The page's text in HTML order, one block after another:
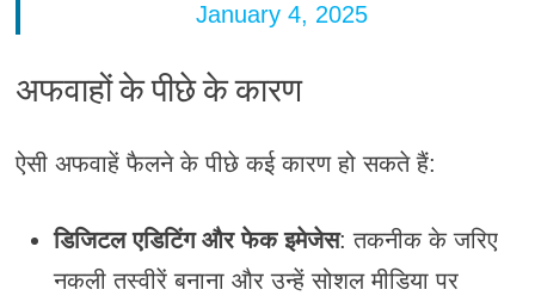
January 4, 2025
अफवाहों के पीछे के कारण
ऐसी अफवाहें फैलने के पीछे कई कारण हो सकते हैं:
डिजिटल एडिटिंग और फेक इमेजेस: तकनीक के जरिए
नकली तस्वीरें बनाना और उन्हें सोशल मीडिया पर